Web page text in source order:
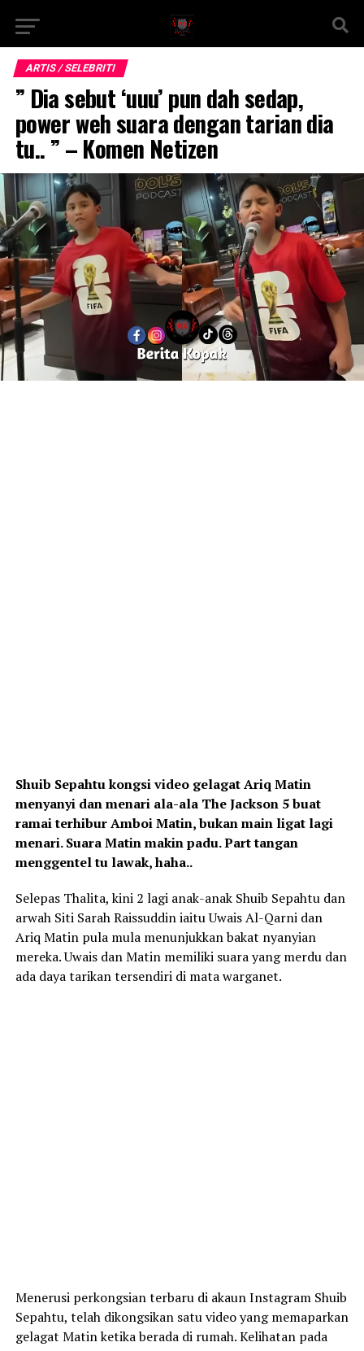
ARTIS / SELEBRITI
” Dia sebut ‘uuu’ pun dah sedap,
power weh suara dengan tarian dia
tu.. ” – Komen Netizen
Shuib Sepahtu kongsi video gelagat Ariq Matin
menyanyi dan menari ala-ala The Jackson 5 buat
ramai terhibur Amboi Matin, bukan main ligat lagi
menari. Suara Matin makin padu. Part tangan
menggentel tu lawak, haha..
Selepas Thalita, kini 2 lagi anak-anak Shuib Sepahtu dan
arwah Siti Sarah Raissuddin iaitu Uwais Al-Qarni dan
Ariq Matin pula mula menunjukkan bakat nyanyian
mereka. Uwais dan Matin memiliki suara yang merdu dan
ada daya tarikan tersendiri di mata warganet.
Menerusi perkongsian terbaru di akaun Instagram Shuib
Sepahtu, telah dikongsikan satu video yang memaparkan
gelagat Matin ketika berada di rumah. Kelihatan pada